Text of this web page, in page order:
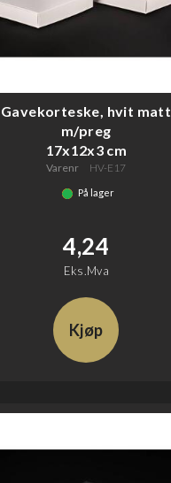
Gavekorteske, hvit matt
m/preg
17x12x3 cm
Varenr HV-E17
På lager
4,24
Eks.Mva
Kjøp